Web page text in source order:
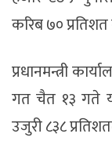
करिब ७०
प्रधानमन्त्री
गत चैत १३ गते
उजुरी ८३८